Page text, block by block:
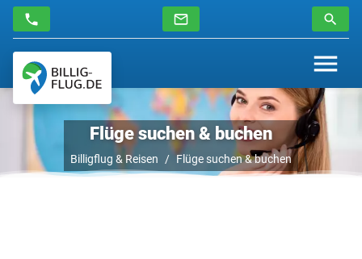
Flüge suchen & buchen
Billigflug & Reisen Flüge suchen & buchen